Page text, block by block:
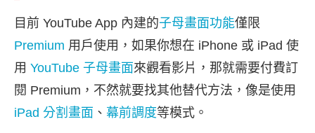
目前 YouTube App 內建的子母畫面功能僅限
Premium 用戶使用，如果你想在 iPhone 或 iPad 使
用 YouTube 子母畫面來觀看影片，那就需要付費訂
閱 Premium，不然就要找其他替代方法，像是使用
iPad 分割畫面 、 幕前調度等模式。